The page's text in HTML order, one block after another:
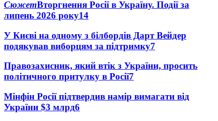
СюжетВторгнення Росії в Україну. Події за
липень 2026 року14
У Києві на одному з білбордів Дарт Вейдер
подякував виборцям за підтримку7
Правозахисник, який втік з України, просить
політичного притулку в Росії7
Мінфін Росії підтвердив намір вимагати від
України $3 млрд6